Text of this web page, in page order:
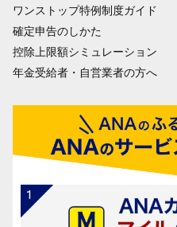
ワンストップ特例制度ガイド
確定申告のしかた
控除上限額シミュレーション
年金受給者・自営業者の方へ